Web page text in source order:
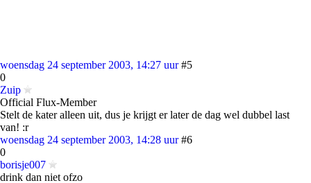
woensdag 24 september 2003, 14:27 uur #5
0
Zuip
Official Flux-Member
Stelt de kater alleen uit, dus je krijgt er later de dag wel dubbel last
van! :r
woensdag 24 september 2003, 14:28 uur #6
0
borisje007
drink dan niet ofzo